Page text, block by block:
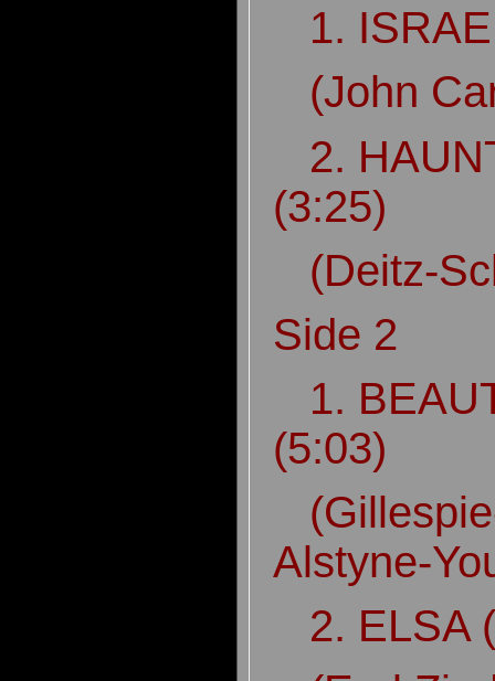
1.
(John
2.
(3:25)
(Deitz-
Side 2
1.
(5:03)
Alstyne-
2. ELSA